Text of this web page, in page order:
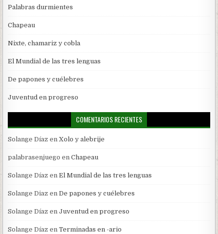
Palabras durmientes
Chapeau
Nixte, chamariz y cobla
El Mundial de las tres lenguas
De papones y cuélebres
Juventud en progreso
COMENTARIOS RECIENTES
Solange Díaz enXolo y alebrije
palabrasenjuego enChapeau
Solange Díaz enEl Mundial de las tres lenguas
Solange Diaz enDe papones y cuélebres
Solange Díaz enJuventud en progreso
Solange Díaz enTerminadas en -ario